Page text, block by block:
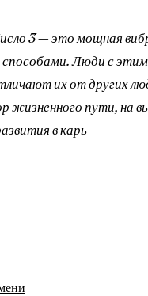
3 — это мощная
Люди с этим
их от других
жизненного пути, на
в карь